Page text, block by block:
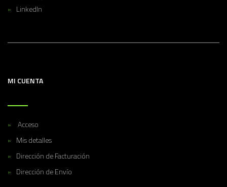
LinkedIn
MI CUENTA
Acceso
Mis detalles
Dirección de Facturación
Dirección de Envío